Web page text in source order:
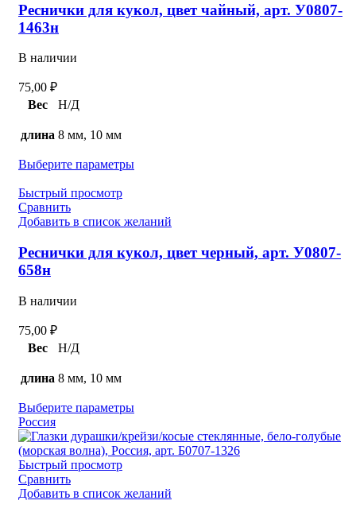
Реснички для кукол, цвет чайный, арт. У0807-
1463н
В наличии
75,00 ₽
Вес
Н/Д
длина 8 мм, 10 мм
Выберите параметры
Быстрый просмотр
Сравнить
Добавить в список желаний
Реснички для кукол, цвет черный, арт. У0807-
658н
В наличии
75,00 ₽
Вес
Н/Д
длина 8 мм, 10 мм
Выберите параметры
Россия
Быстрый просмотр
Сравнить
Добавить в список желаний